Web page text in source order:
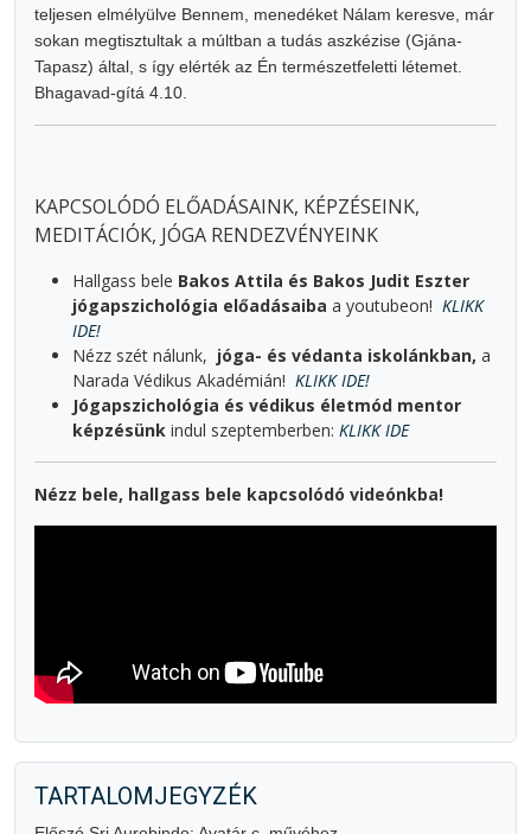
teljesen elmélyülve Bennem, menedéket Nálam keresve, már
sokan megtisztultak a múltban a tudás aszkézise (Gjána-
Tapasz) által, s így elérték az Én természetfeletti létemet.
Bhagavad-gítá 4.10.
KAPCSOLÓDÓ ELŐADÁSAINK, KÉPZÉSEINK,
MEDITÁCIÓK, JÓGA RENDEZVÉNYEINK
Hallgass bele Bakos Attila és Bakos Judit Eszter
jógapszichológia előadásaiba a youtubeon! KLIKK
IDE!
Nézz szét nálunk, jóga- és védanta iskolánkban, a
Narada Védikus Akadémián! KLIKK IDE!
Jógapszichológia és védikus életmód mentor
képzésünk indul szeptemberben: KLIKK IDE
Nézz bele, hallgass bele kapcsolódó videónkba!
TARTALOMJEGYZÉK